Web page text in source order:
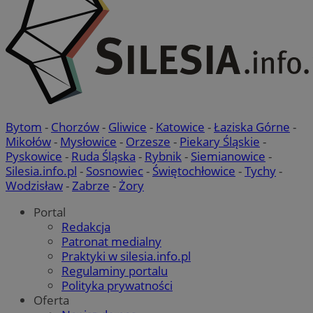
Bytom - Chorzów- Gliwice - Katowice -Łaziska Górne -
Mikołów- Mysłowice - Orzesze - Piekary Śląskie -
Pyskowice - Ruda Śląska - Rybnik - Siemianowice -
Silesia.info.pl - Sosnowiec- Świętochłowice -Tychy-
Wodzisław- Zabrze - Żory
Portal
Redakcja
Patronat medialny
Praktyki w silesia.info.pl
Regulaminy portalu
Polityka prywatności
Oferta
__cf_bm
Cloudflare Inc.
Google Privacy Policy